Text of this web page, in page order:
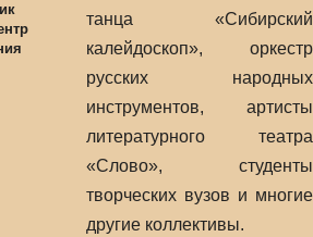
танца «Сибирский
калейдоскоп», оркестр
русских народных
инструментов, артисты
литературного театра
«Слово», студенты
творческих вузов и многие
другие коллективы.